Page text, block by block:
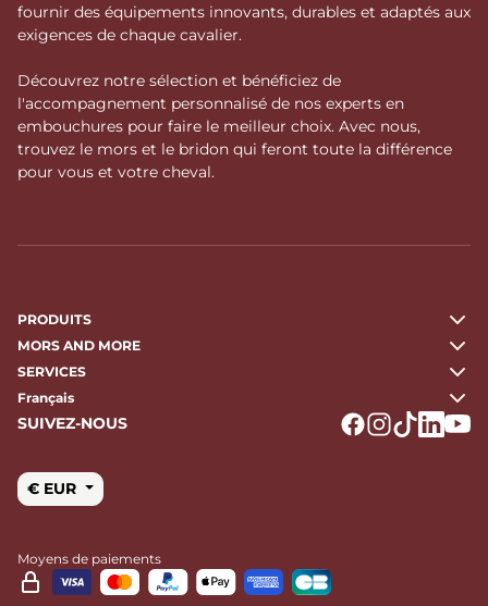
fournir des équipements innovants, durables et adaptés aux
exigences de chaque cavalier.
Découvrez notre sélection et bénéficiez de
l'accompagnement personnalisé de nos experts en
embouchures pour faire le meilleur choix. Avec nous,
trouvez le mors et le bridon qui feront toute la différence
pour vous et votre cheval.
PRODUITS
MORS AND MORE
SERVICES
Français
SUIVEZ-NOUS
€ EUR
Moyens de paiements